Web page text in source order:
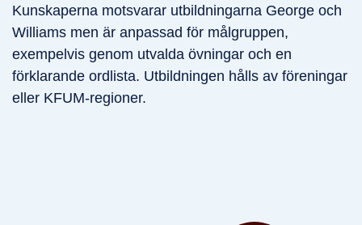
Kunskaperna motsvarar utbildningarna George och
Williams men är anpassad för målgruppen,
exempelvis genom utvalda övningar och en
förklarande ordlista. Utbildningen hålls av föreningar
eller KFUM-regioner.